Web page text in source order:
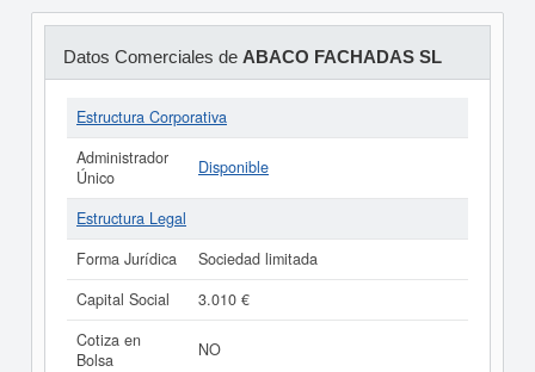
Datos Comerciales de ABACO FACHADAS SL
Estructura Corporativa
Administrador
Único
Disponible
Estructura Legal
Forma Jurídica
Sociedad limitada
Capital Social
3.010 €
Cotiza en
Bolsa
NO